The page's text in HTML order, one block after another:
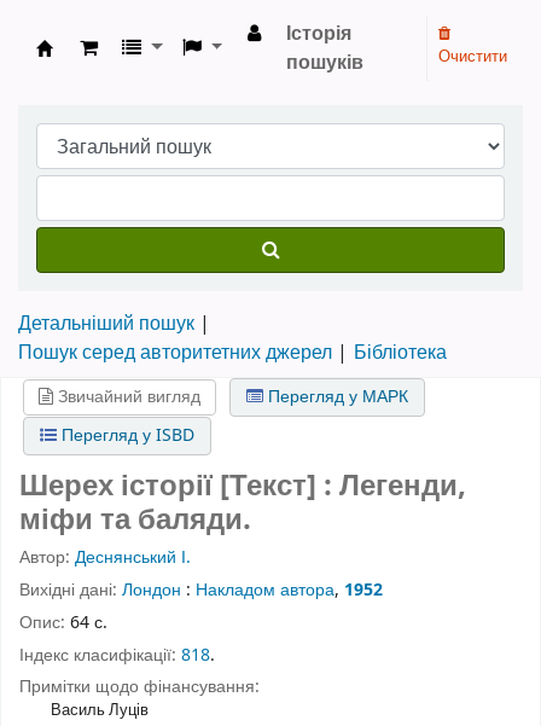
Бібліотека НТШ › Електронний каталог
Історія
пошуків
Очистити
Детальніший пошук
Пошук серед авторитетних джерел
Бібліотека
Звичайний вигляд
Перегляд у МАРК
Перегляд у ISBD
Шерех історії [Текст] : Легенди,
міфи та баляди.
Автор: Деснянський І.
Вихідні дані: Лондон : Накладом автора, 1952
Опис: 64 с.
Індекс класифікації: 818.
Примітки щодо фінансування:
Василь Луців